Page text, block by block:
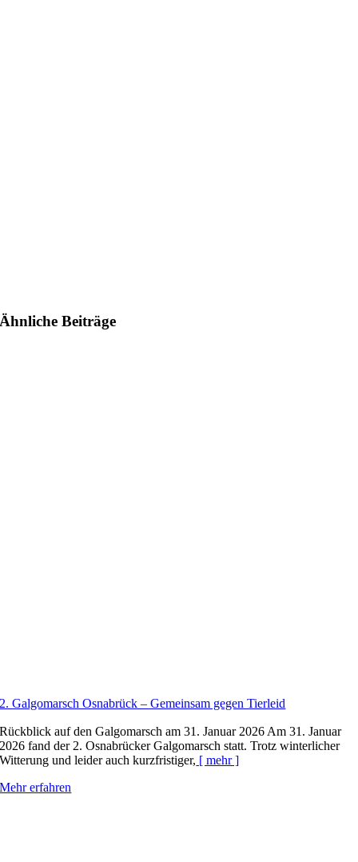
Ähnliche Beiträge
2. Galgomarsch Osnabrück – Gemeinsam gegen Tierleid
Rückblick auf den Galgomarsch am 31. Januar 2026 Am 31. Januar
2026 fand der 2. Osnabrücker Galgomarsch statt. Trotz winterlicher
Witterung und leider auch kurzfristiger, [ mehr ]
Mehr erfahren